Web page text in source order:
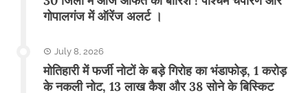
गोपालगंज में ऑरेंज अलर्ट ।
July 8, 2026
मोतिहारी में फर्जी नोटों के बड़े गिरोह का भंडाफोड़, 1 करोड़
के नकली नोट, 13 लाख कैश और 38 सोने के बिस्किट